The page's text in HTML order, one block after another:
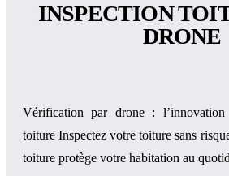
INSPECTION
DRONE
Vérification par drone :
toiture Inspectez votre toiture sans
toiture protège votre habitation au